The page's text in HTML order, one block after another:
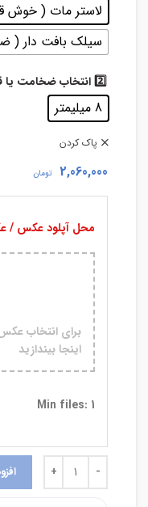
لاستر مات ( خوش
سیلک بافت دار (
2️⃣ انتخاب ضخامت یا قطر شاسی
8 میلیمتر
پاک کردن
2,060,000 تومان
محل آپلود عکس /
برای انتخاب عکس
اینجا بیندازید
Min files: 1